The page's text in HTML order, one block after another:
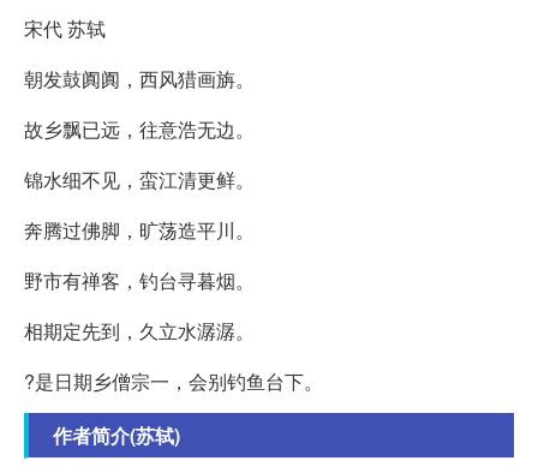
宋代 苏轼
朝发鼓阗阗，西风猎画旃。
故乡飘已远，往意浩无边。
锦水细不见，蛮江清更鲜。
奔腾过佛脚，旷荡造平川。
野市有禅客，钓台寻暮烟。
相期定先到，久立水潺潺。
?是日期乡僧宗一，会别钓鱼台下。
作者简介(苏轼)